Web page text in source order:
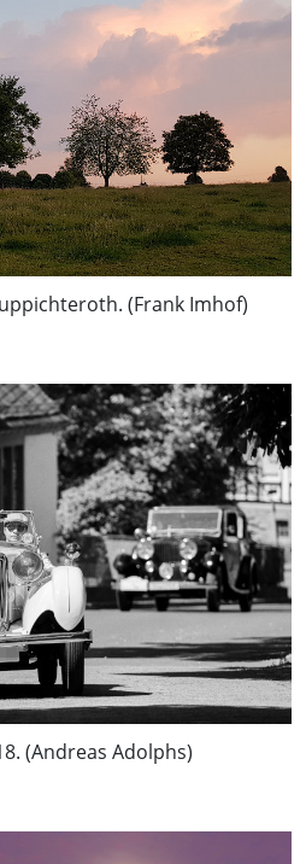
(Frank Imhof)
(Andreas Adolphs)